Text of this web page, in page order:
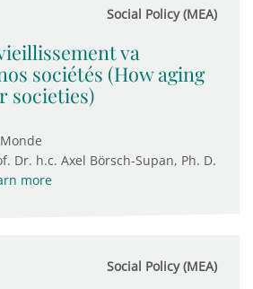
Social Policy (MEA)
va
sociétés (How aging
societies)
Dr. h.c. Axel Börsch-Supan, Ph. D.
more
Social Policy (MEA)